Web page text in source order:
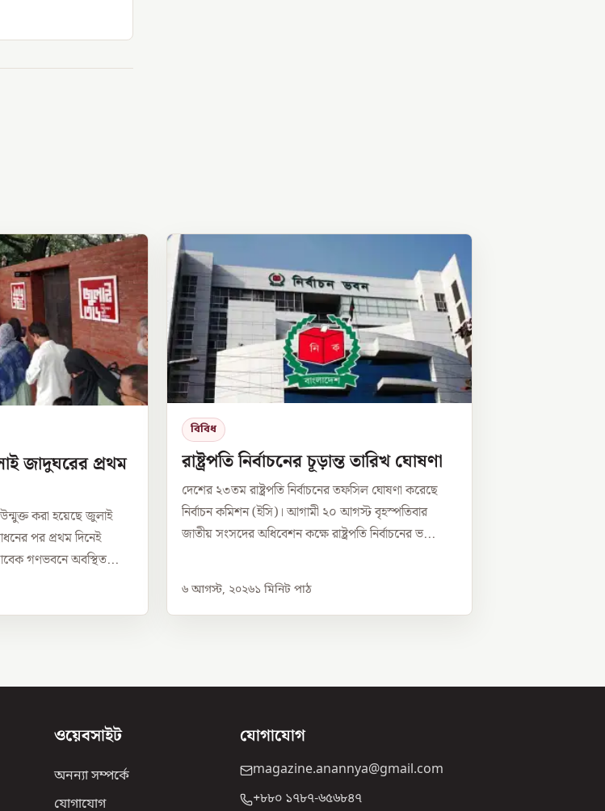
জাদুঘরের প্রথম
করা হয়েছে জুলাই
পর প্রথম দিনেই
গণভবনে অবস্থিত...
বিবিধ
রাষ্ট্রপতি নির্বাচনের চূড়ান্ত তারিখ ঘোষণা
দেশের ২৩তম রাষ্ট্রপতি নির্বাচনের তফসিল ঘোষণা করেছে
নির্বাচন কমিশন (ইসি)। আগামী ২০ আগস্ট বৃহস্পতিবার
জাতীয় সংসদের অধিবেশন কক্ষে রাষ্ট্রপতি নির্বাচনের ভ...
৬ আগস্ট, ২০২৬১ মিনিট পাঠ
ওয়েবসাইট
অনন্যা সম্পর্কে
যোগাযোগ
যোগাযোগ
magazine.anannya@gmail.com
+৮৮০ ১৭৮৭-৬৫৬৮৪৭